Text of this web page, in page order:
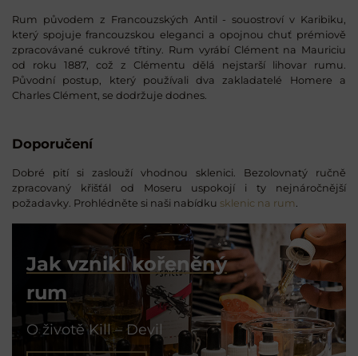
Rum původem z Francouzských Antil - souostroví v Karibiku,
který spojuje francouzskou eleganci a opojnou chuť prémiově
zpracovávané cukrové třtiny. Rum vyrábí Clément na Mauriciu
od roku 1887, což z Clémentu dělá nejstarší lihovar rumu.
Původní postup, který používali dva zakladatelé Homere a
Charles Clément, se dodržuje dodnes.
Doporučení
Dobré pití si zaslouží vhodnou sklenici. Bezolovnatý ručně
zpracovaný křišťál od Moseru uspokojí i ty nejnáročnější
požadavky. Prohlédněte si naši nabídku sklenic na rum .
Jak vznikl kořeněný
rum
O životě Kill – Devil